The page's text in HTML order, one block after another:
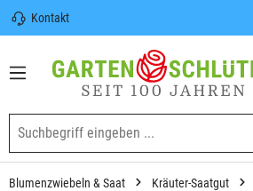
springen
Kontakt
Sicherer Versand | Versandkostenfrei
(DE) ab 100€
Garten-Schlüter Anwachsgarantie
Blumenzwiebeln & Saat Kräuter-Saatgut